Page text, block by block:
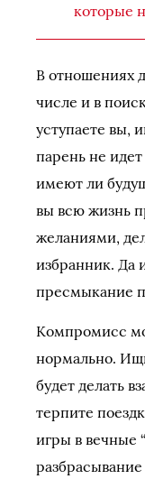
которые
В отношениях
числе и в
уступаете вы,
парень не
имеют ли
вы всю жизнь
желаниями,
избранник. Да
пресмыкание
Компромисс
нормально.
будет делать
терпите
игры в вечные